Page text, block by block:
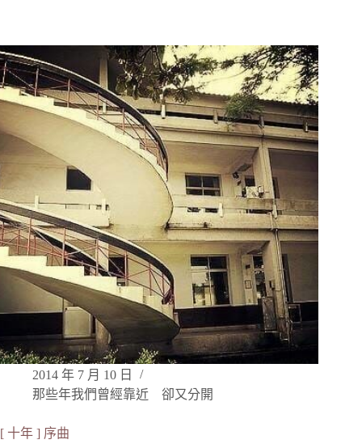
2014 年 7 月 10 日
那些年我們曾經靠近 卻又分開
[ 十年 ] 序曲